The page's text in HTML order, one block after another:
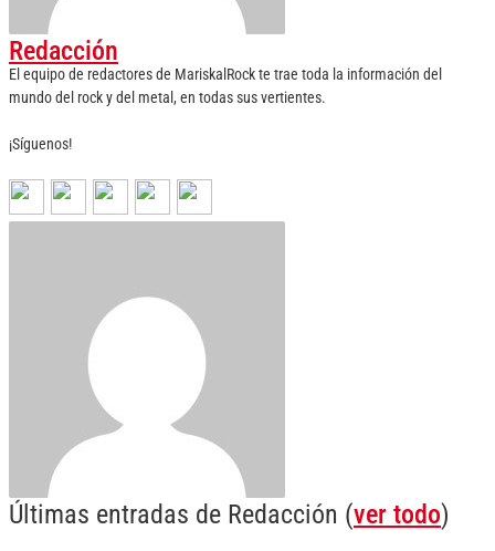
Redacción
El equipo de redactores de MariskalRock te trae toda la información del
mundo del rock y del metal, en todas sus vertientes.
¡Síguenos!
Últimas entradas de Redacción (ver todo)